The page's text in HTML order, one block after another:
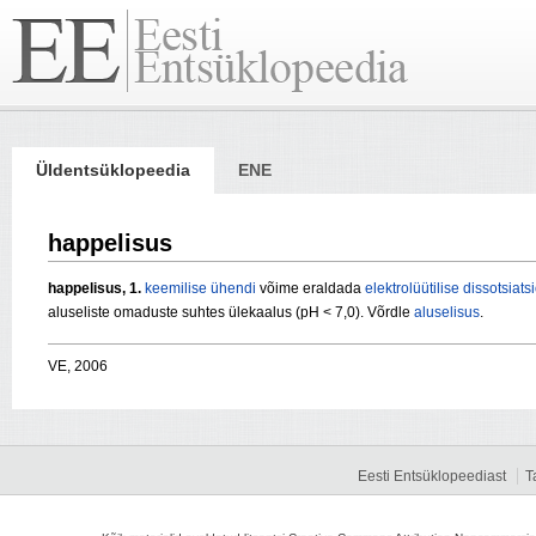
Üldentsüklopeedia ENE
happelisus
happelisus, 1. keemilise ühendi võime eraldada elektrolüütilise
aluseliste omaduste suhtes ülekaalus (pH < 7,0). Võrdle aluselisus.
VE, 2006
Eesti Entsüklopeediast